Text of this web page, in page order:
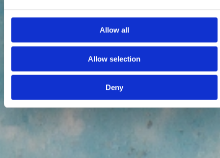
Allow all
Allow selection
Deny